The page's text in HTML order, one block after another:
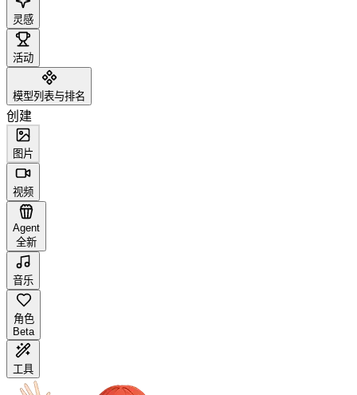
灵感
活动
模型列表与排名
创建
图片
视频
Agent
全新
音乐
角色
Beta
工具